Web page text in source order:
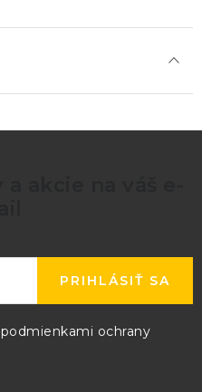
podmienkami ochrany
PRIHLÁSIŤ SA